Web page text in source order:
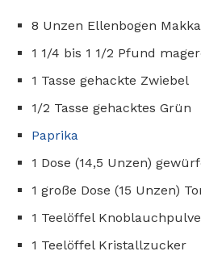
8 Unzen Ellenbogen
1 1/4 bis 1 1/2 Pfund
1 Tasse gehackte Zwiebel
1/2 Tasse gehacktes Grün
Paprika
1 Dose (14,5 Unzen)
1 große Dose (15 Unzen)
1 Teelöffel
1 Teelöffel Kristallzucker